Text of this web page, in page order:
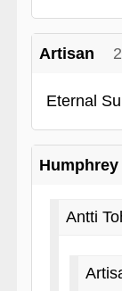
Artisan
Eternal
Antti